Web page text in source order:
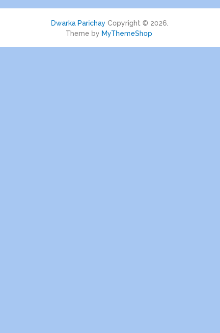
Dwarka Parichay Copyright © 2026.
Theme by MyThemeShop